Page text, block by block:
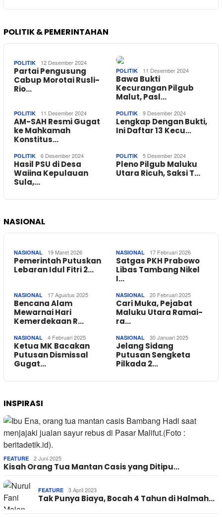
POLITIK & PEMERINTAHAN
POLITIK 12 Desember 2024
Partai Pengusung
Cabup Morotai Rusli-
Rio…
POLITIK 11 Desember 2024
Bawa Bukti
Kecurangan Pilgub
Malut, Pasl…
POLITIK 11 Desember 2024
AM-SAH Resmi Gugat
ke Mahkamah
Konstitus…
POLITIK 9 Desember 2024
Lengkap Dengan Bukti,
Ini Daftar 13 Kecu…
POLITIK 6 Desember 2024
Hasil PSU di Desa
Waiina Kepulauan
Sula,…
POLITIK 5 Desember 2024
Pleno Pilgub Maluku
Utara Ricuh, Saksi T…
NASIONAL
NASIONAL 19 Maret 2026
Pemerintah Putuskan
Lebaran Idul Fitri 2…
NASIONAL 17 Februari 2026
Satgas PKH Prabowo
Libas Tambang Nikel
I…
NASIONAL 17 Agustus 2025
Bencana Alam
Mewarnai Hari
Kemerdekaan R…
NASIONAL 20 Februari 2025
Cari Muka, Pejabat
Maluku Utara Ramai-
ra…
NASIONAL 4 Februari 2025
Ketua MK Bacakan
Putusan Dismissal
Gugat…
NASIONAL 30 Januari 2025
Jelang Sidang
Putusan Sengketa
Pilkada 2…
INSPIRASI
FEATURE 2 Juni 2025
Kisah Orang Tua Mantan Casis yang Ditipu…
FEATURE 3 April 2023
Tak Punya Biaya, Bocah 4 Tahun di Halmah…